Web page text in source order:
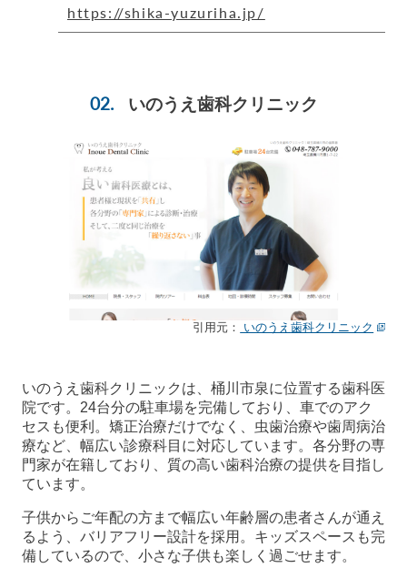
https://shika-yuzuriha.jp/
いのうえ歯科クリニック
引用元： いのうえ歯科クリニック
いのうえ歯科クリニックは、桶川市泉に位置する歯科医
院です。24台分の駐車場を完備しており、車でのアク
セスも便利。矯正治療だけでなく、虫歯治療や歯周病治
療など、幅広い診療科目に対応しています。各分野の専
門家が在籍しており、質の高い歯科治療の提供を目指し
ています。
子供からご年配の方まで幅広い年齢層の患者さんが通え
るよう、バリアフリー設計を採用。キッズスペースも完
備しているので、小さな子供も楽しく過ごせます。